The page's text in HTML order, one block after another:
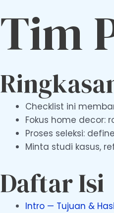
Tim
Checklist ini
Fokus home decor:
Proses seleksi:
Minta studi kasus,
Daftar Isi
Intro — Tujuan &